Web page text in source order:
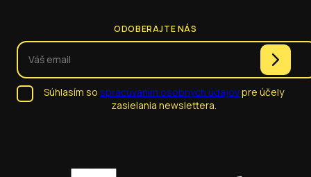
ODOBERAJTE NÁS
Súhlasím so spracúvaním osobných údajovpre účely
zasielania newslettera.